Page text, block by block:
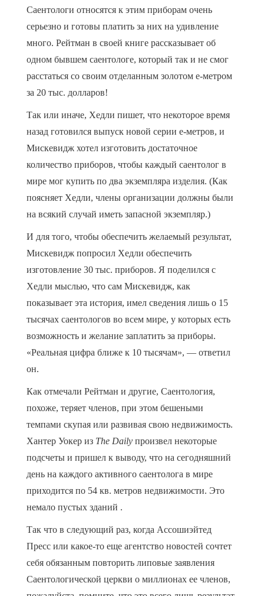
Саентологи относятся к этим приборам очень
серьезно и готовы платить за них на удивление
много. Рейтман в своей книге рассказывает об
одном бывшем саентологе, который так и не смог
расстаться со своим отделанным золотом е-метром
за 20 тыс. долларов!
Так или иначе, Хедли пишет, что некоторое время
назад готовился выпуск новой серии е-метров, и
Мискевидж хотел изготовить достаточное
количество приборов, чтобы каждый саентолог в
мире мог купить по два экземпляра изделия. (Как
поясняет Хедли, члены организации должны были
на всякий случай иметь запасной экземпляр.)
И для того, чтобы обеспечить желаемый результат,
Мискевидж попросил Хедли обеспечить
изготовление 30 тыс. приборов. Я поделился с
Хедли мыслью, что сам Мискевидж, как
показывает эта история, имел сведения лишь о 15
тысячах саентологов во всем мире, у которых есть
возможность и желание заплатить за приборы.
«Реальная цифра ближе к 10 тысячам», — ответил
он.
Как отмечали Рейтман и другие, Саентология,
похоже, теряет членов, при этом бешеными
темпами скупая или развивая свою недвижимость.
Хантер Уокер из The Daily произвел некоторые
подсчеты и пришел к выводу, что на сегодняшний
день на каждого активного саентолога в мире
приходится по 54 кв. метров недвижимости. Это
немало пустых зданий .
Так что в следующий раз, когда Ассошиэйтед
Пресс или какое-то еще агентство новостей сочтет
себя обязанным повторить липовые заявления
Саентологической церкви о миллионах ее членов,